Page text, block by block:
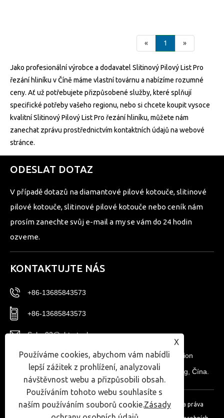
« 1 »
Jako profesionální výrobce a dodavatel Slitinový Pilový List Pro
řezání hliníku v Číně máme vlastní továrnu a nabízíme rozumné
ceny. Ať už potřebujete přizpůsobené služby, které splňují
specifické potřeby vašeho regionu, nebo si chcete koupit vysoce
kvalitní Slitinový Pilový List Pro řezání hliníku, můžete nám
zanechat zprávu prostřednictvím kontaktních údajů na webové
stránce.
ODESLAT DOTAZ
V případě dotazů na diamantové pilové kotouče, slitinové
pilové kotouče, slitinové pilové kotouče nebo ceník nám
prosím zanechte svůj e-mail a my se vám do 24 hodin
ozveme.
KONTAKTUJTE NÁS
+86-13685843573
+86-13685843573
Sales02@nbtg-tools.com
č. 20, East District, Ningbo New Materials Innovation
Center, Ningbo High-tech Zone, provincie Zhejiang, Čína.
Copyright © 2024 Ningbo T-Win Imp.& Exp Co.,Ltd. Všechna práva
X
Používáme cookies, abychom vám nabídli
lepší zážitek z prohlížení, analyzovali
návštěvnost webu a přizpůsobili obsah.
Používáním tohoto webu souhlasíte s
naším používáním souborů cookie.Zásady